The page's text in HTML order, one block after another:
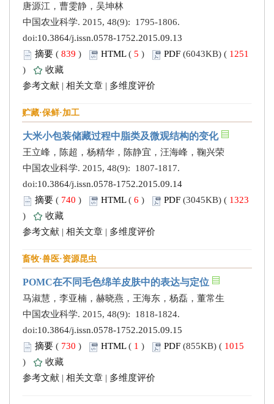
唐源江，曹雯静，吴坤林
中国农业科学. 2015, 48(9): 1795-1806.
doi:10.3864/j.issn.0578-1752.2015.09.13
摘要 ( 839 ) HTML( 5 ) PDF (6043KB) ( 1251
)
收藏
参考文献 | 相关文章 | 多维度评价
贮藏·保鲜·加工
大米小包装储藏过程中脂类及微观结构的变化
王立峰，陈超，杨精华，陈静宜，汪海峰，鞠兴荣
中国农业科学. 2015, 48(9): 1807-1817.
doi:10.3864/j.issn.0578-1752.2015.09.14
摘要 ( 740 ) HTML( 6 ) PDF (3045KB) ( 1323
)
收藏
参考文献 | 相关文章 | 多维度评价
畜牧·兽医·资源昆虫
POMC在不同毛色绵羊皮肤中的表达与定位
马淑慧，李亚楠，赫晓燕，王海东，杨磊，董常生
中国农业科学. 2015, 48(9): 1818-1824.
doi:10.3864/j.issn.0578-1752.2015.09.15
摘要 ( 730 ) HTML( 1 ) PDF (855KB) ( 1015
)
收藏
参考文献 | 相关文章 | 多维度评价